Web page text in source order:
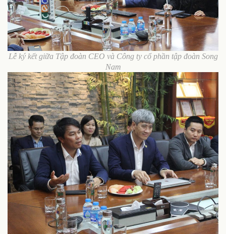
Lễ ký kết giữa Tập đoàn CEO và Công ty cổ phần tập đoàn Song
Nam